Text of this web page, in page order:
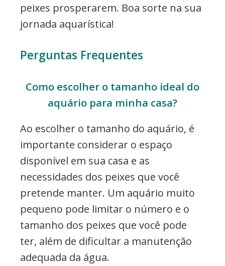
peixes prosperarem. Boa sorte na sua
jornada aquarística!
Perguntas Frequentes
Como escolher o tamanho ideal do
aquário para minha casa?
Ao escolher o tamanho do aquário, é
importante considerar o espaço
disponível em sua casa e as
necessidades dos peixes que você
pretende manter. Um aquário muito
pequeno pode limitar o número e o
tamanho dos peixes que você pode
ter, além de dificultar a manutenção
adequada da água.